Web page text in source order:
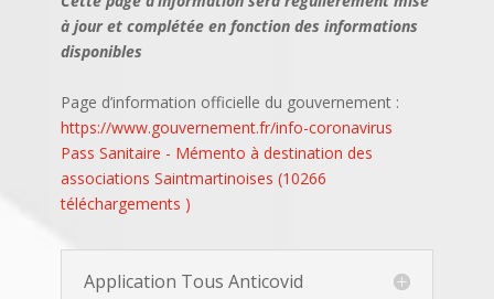
à jour et complétée en fonction des informations
disponibles
Page d’information officielle du gouvernement :
https://www.gouvernement.fr/info-coronavirus
Pass Sanitaire - Mémento à destination des
associations Saintmartinoises (10266
téléchargements )
Application Tous Anticovid